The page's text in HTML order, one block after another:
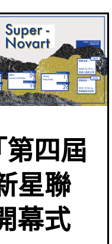
四屆
新星聯
幕式